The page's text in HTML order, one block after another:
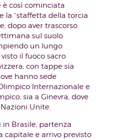
è così cominciata
la “staffetta della torcia
dopo aver trascorso
sul suolo
un lungo
il fuoco sacro
con tappe sia
hanno sede
Internazionale e
sia a Ginevra, dove
Unite.
in Brasile, partenza
capitale e arrivo previsto